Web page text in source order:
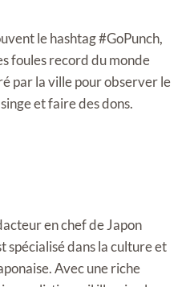
le hashtag #GoPunch,
foules record du monde
par la ville pour observer le
et faire des dons.
en chef de Japon
spécialisé dans la culture et
Avec une riche